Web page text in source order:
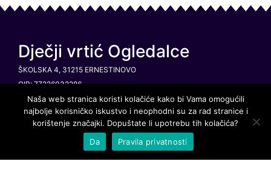
Dječji vrtić Ogledalce
ŠKOLSKA 4, 31215 ERNESTINOVO
OIB: 77226032286
IBAN:5223900011811100000
RAVNATELJICA: MONIKA MIŠKIĆ, UNIV.MAG.PRAESC.EDUC.
Info izbornik
Naša web stranica koristi kolačiće kako bi Vama omogućili
najbolje korisničko iskustvo i neophodni su za rad stranice i
korištenje značajki. Dopuštate li upotrebu tih kolačića?
Da
Pravila privatnosti